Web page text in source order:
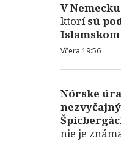
V
ktorísú
Včera 19:56
Nórske
nie je